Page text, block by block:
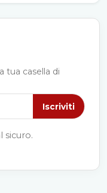
tua casella di
Iscriviti
sicuro.